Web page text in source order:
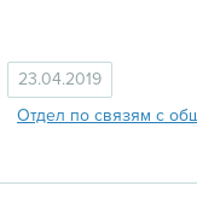
23.04.2019
Отдел по связям с